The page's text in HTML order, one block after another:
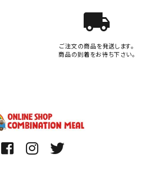
local_shipping
ご注文の商品を発送します。
商品の到着をお待ち下さい。